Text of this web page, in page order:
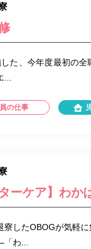
た、今年度最初の
の仕事
ターケア】わか
寮したOBOGが気軽
わ...